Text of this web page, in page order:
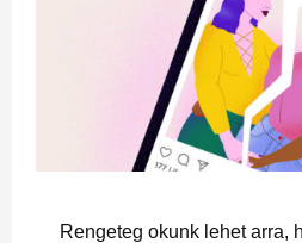
Rengeteg okunk lehet arra,